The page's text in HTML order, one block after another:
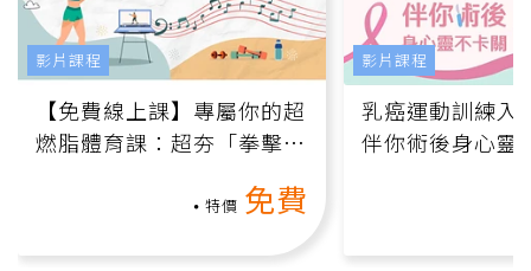
【免費線上課】專屬你的超
燃脂體育課：超夯「拳擊有
特價 免費
影片課程
乳癌運動訓練入
伴你術後身心靈
影片課程